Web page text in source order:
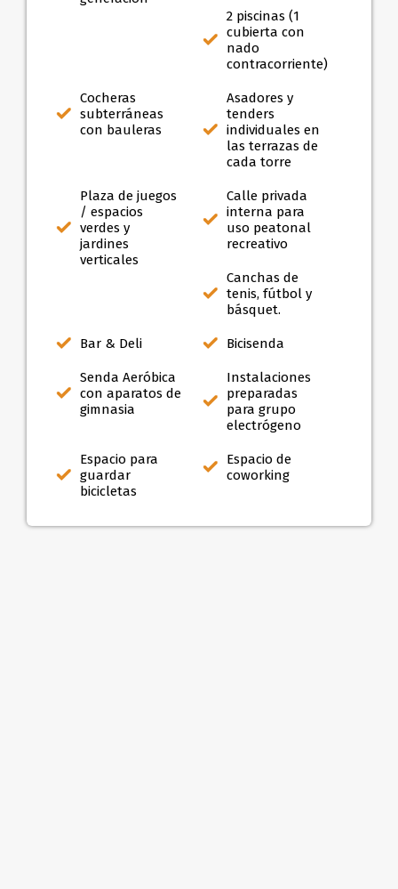
2 piscinas (1
cubierta con
nado
contracorriente)
Cocheras
subterráneas
con bauleras
Asadores y
tenders
individuales en
las terrazas de
cada torre
Plaza de juegos
/ espacios
verdes y
jardines
verticales
Calle privada
interna para
uso peatonal
recreativo
Canchas de
tenis, fútbol y
básquet.
Bar & Deli Bicisenda
Senda Aeróbica
con aparatos de
gimnasia
Instalaciones
preparadas
para grupo
electrógeno
Espacio para
guardar
bicicletas
Espacio de
coworking